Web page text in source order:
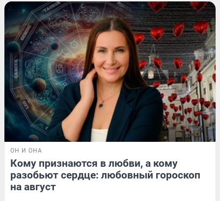
ОН И ОНА
Кому признаются в любви, а кому
разобьют сердце: любовный гороскоп
на август